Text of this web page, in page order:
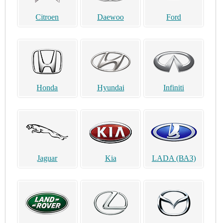
Citroen Daewoo Ford
Honda Hyundai Infiniti
Jaguar Kia LADA (ВАЗ)